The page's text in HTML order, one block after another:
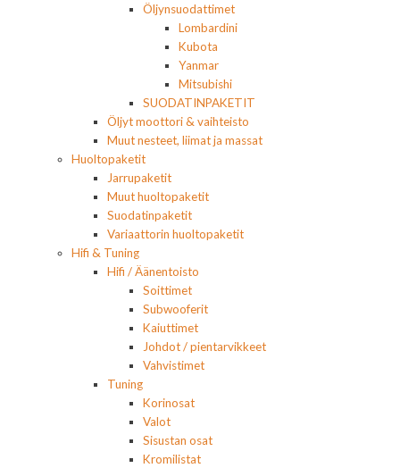
Öljynsuodattimet
Lombardini
Kubota
Yanmar
Mitsubishi
SUODATINPAKETIT
Öljyt moottori & vaihteisto
Muut nesteet, liimat ja massat
Huoltopaketit
Jarrupaketit
Muut huoltopaketit
Suodatinpaketit
Variaattorin huoltopaketit
Hifi & Tuning
Hifi / Äänentoisto
Soittimet
Subwooferit
Kaiuttimet
Johdot / pientarvikkeet
Vahvistimet
Tuning
Korinosat
Valot
Sisustan osat
Kromilistat